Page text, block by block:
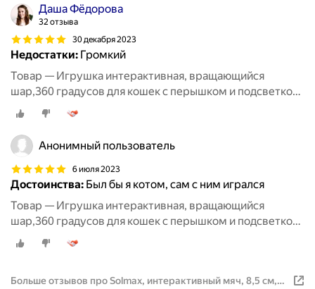
Даша Фёдорова
32 отзыва
30 декабря 2023
Недостатки: Громкий
Товар — Игрушка интерактивная, вращающийся
шар,360 градусов для кошек с перышком и подсветкой,
8,5 см, фиолетовый
Анонимный пользователь
6 июля 2023
Достоинства: Был бы я котом, сам с ним игрался
Товар — Игрушка интерактивная, вращающийся
шар,360 градусов для кошек с перышком и подсветкой,
8,5 см, фиолетовый
Больше отзывов про Solmax, интерактивный мяч, 8,5 см,